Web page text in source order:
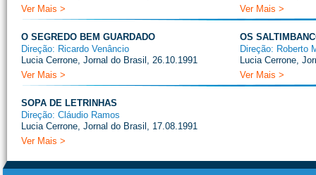
Ver Mais >
Ver Mais >
O SEGREDO BEM GUARDADO
Direção: Ricardo Venâncio
Lucia Cerrone, Jornal do Brasil, 26.10.1991
Ver Mais >
OS
Direção: Roberto
Lucia Cerrone,
Ver Mais >
SOPA DE LETRINHAS
Direção: Cláudio Ramos
Lucia Cerrone, Jornal do Brasil, 17.08.1991
Ver Mais >